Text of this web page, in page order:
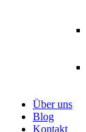
Über uns
Blog
Kontakt